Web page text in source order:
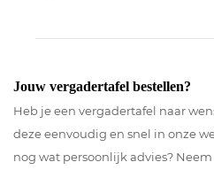
Jouw vergadertafel bestellen?
Heb je een vergadertafel naar
deze eenvoudig en snel in onze
nog wat persoonlijk advies?